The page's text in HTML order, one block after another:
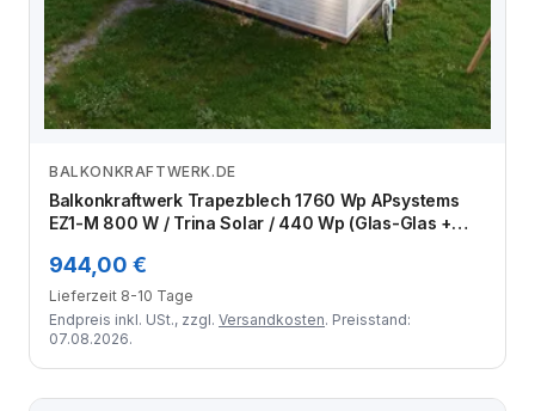
Zum Angebot
BALKONKRAFTWERK.DE
Balkonkraftwerk Trapezblech 1760 Wp APsystems
EZ1-M 800 W / Trina Solar / 440 Wp (Glas-Glas +
Module
944,00 €
Lieferzeit 8-10 Tage
Endpreis inkl. USt., zzgl. Versandkosten. Preisstand:
07.08.2026.